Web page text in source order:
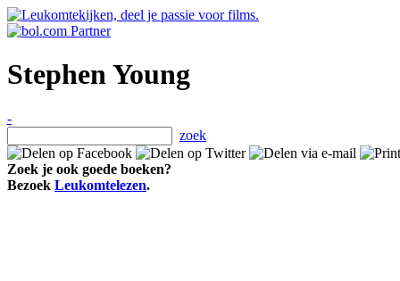
Stephen Young
-
zoek
Zoek je ook goede boeken?
Bezoek Leukomtelezen.